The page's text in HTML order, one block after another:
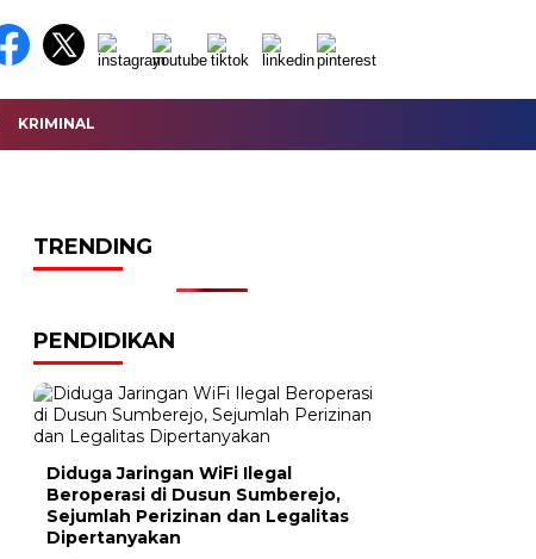
KRIMINAL
TRENDING
PENDIDIKAN
Diduga Jaringan WiFi Ilegal
Beroperasi di Dusun Sumberejo,
Sejumlah Perizinan dan Legalitas
Dipertanyakan